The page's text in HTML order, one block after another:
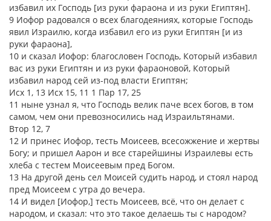
избавил их Господь [из руки фараона и из руки Египтян].
9 Иофор радовался о всех благодеяниях, которые Господь
явил Израилю, когда избавил его из руки Египтян [и из
руки фараона],
10 и сказал Иофор: благословен Господь, Который избавил
вас из руки Египтян и из руки фараоновой, Который
избавил народ сей из-под власти Египтян;
Исх 1, 13 Исх 15, 11 1 Пар 17, 25
11 ныне узнал я, что Господь велик паче всех богов, в том
самом, чем они превозносились над Израильтянами.
Втор 12, 7
12 И принес Иофор, тесть Моисеев, всесожжение и жертвы
Богу; и пришел Аарон и все старейшины Израилевы есть
хлеба с тестем Моисеевым пред Богом.
13 На другой день сел Моисей судить народ, и стоял народ
пред Моисеем с утра до вечера.
14 И видел [Иофор,] тесть Моисеев, всё, что он делает с
народом, и сказал: что это такое делаешь ты с народом?